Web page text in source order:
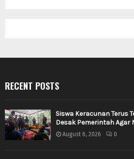
RECENT POSTS
Siswa Keracunan Terus
Desak Pemerintah Agar
August 6, 2026 0